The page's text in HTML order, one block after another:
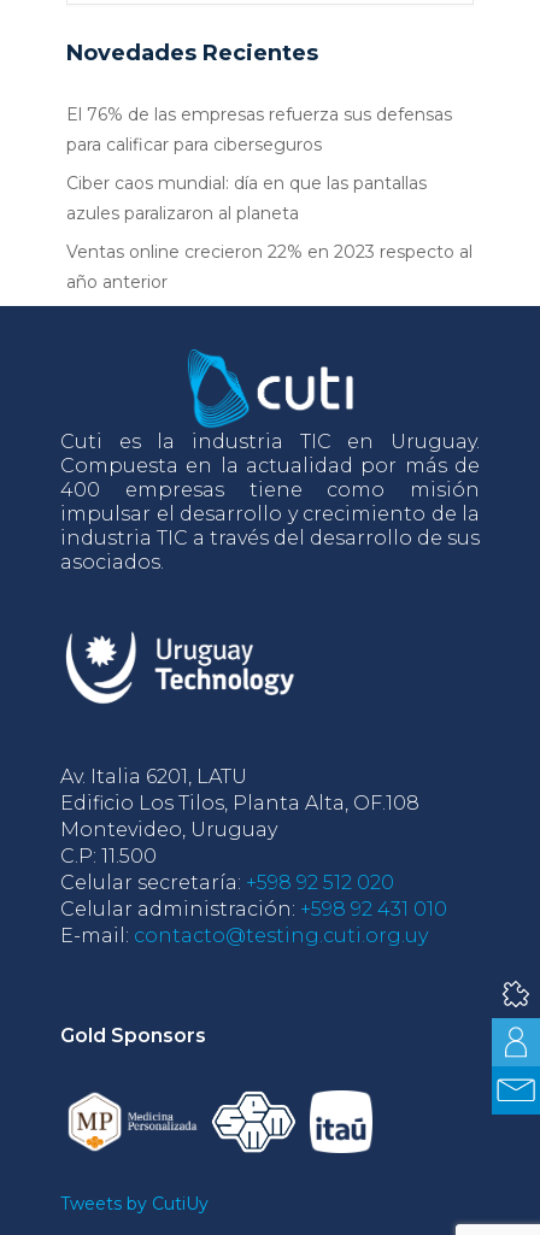
Novedades Recientes
El 76% de las empresas refuerza sus defensas
para calificar para ciberseguros
Ciber caos mundial: día en que las pantallas
azules paralizaron al planeta
Ventas online crecieron 22% en 2023 respecto al
año anterior
Cuti es la industria TIC en Uruguay.
Compuesta en la actualidad por más de
400 empresas tiene como misión
impulsar el desarrollo y crecimiento de la
industria TIC a través del desarrollo de sus
asociados.
Av. Italia 6201, LATU
Edificio Los Tilos, Planta Alta, OF.108
Montevideo, Uruguay
C.P: 11.500
Celular secretaría: +598 92 512 020
Celular administración: +598 92 431 010
E-mail: contacto@testing.cuti.org.uy
Gold Sponsors
Tweets by CutiUy